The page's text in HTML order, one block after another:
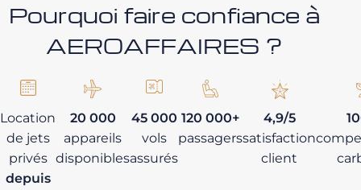
Pourquoi faire confiance à
AEROAFFAIRES ?
Location
de jets
privés
depuis
20 000
appareils
disponibles
45 000
vols
assurés
120 000+
passagers
4,9/5
satisfaction
client